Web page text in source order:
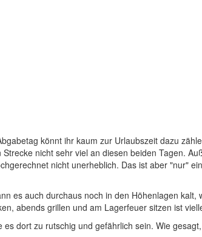
könnt ihr kaum zur Urlaubszeit dazu
nicht sehr viel an diesen beiden Tagen.
nicht unerheblich. Das ist aber "nur"
es auch durchaus noch in den Höhenlagen kalt,
abends grillen und am Lagerfeuer sitzen ist
dort zu rutschig und gefährlich sein. Wie